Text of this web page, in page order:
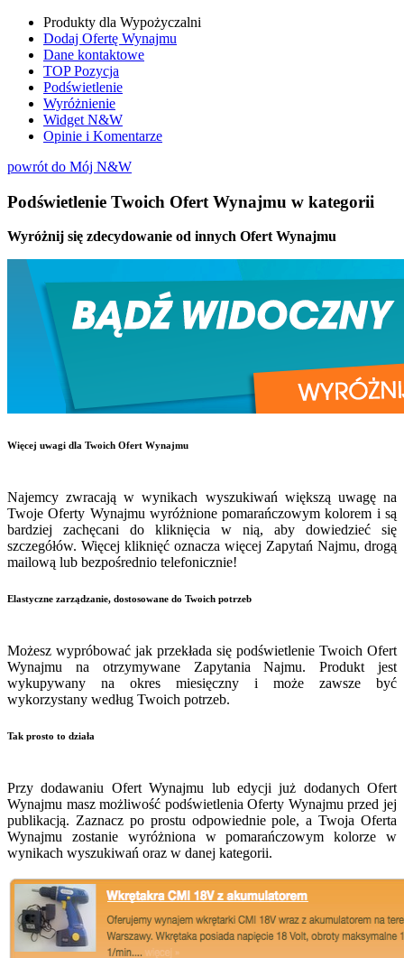
Produkty dla Wypożyczalni
Dodaj Ofertę Wynajmu
Dane kontaktowe
TOP Pozycja
Podświetlenie
Wyróżnienie
Widget N&W
Opinie i Komentarze
powrót do Mój N&W
Podświetlenie Twoich Ofert Wynajmu w kategorii
Wyróżnij się zdecydowanie od innych Ofert Wynajmu
Więcej uwagi dla Twoich Ofert Wynajmu
Najemcy zwracają w wynikach wyszukiwań większą uwagę na
Twoje Oferty Wynajmu wyróżnione pomarańczowym kolorem i są
bardziej zachęcani do kliknięcia w nią, aby dowiedzieć się
szczegółów. Więcej kliknięć oznacza więcej Zapytań Najmu, drogą
mailową lub bezpośrednio telefonicznie!
Elastyczne zarządzanie, dostosowane do Twoich potrzeb
Możesz wypróbować jak przekłada się podświetlenie Twoich Ofert
Wynajmu na otrzymywane Zapytania Najmu. Produkt jest
wykupywany na okres miesięczny i może zawsze być
wykorzystany według Twoich potrzeb.
Tak prosto to działa
Przy dodawaniu Ofert Wynajmu lub edycji już dodanych Ofert
Wynajmu masz możliwość podświetlenia Oferty Wynajmu przed jej
publikacją. Zaznacz po prostu odpowiednie pole, a Twoja Oferta
Wynajmu zostanie wyróżniona w pomarańczowym kolorze w
wynikach wyszukiwań oraz w danej kategorii.